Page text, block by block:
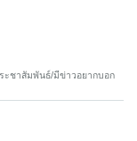
ะชาสัมพันธ์/มีข่าวอยากบอก